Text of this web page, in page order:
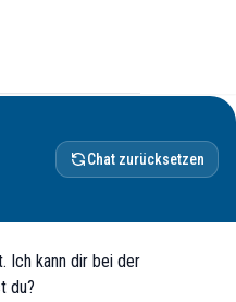
Chat zurücksetzen
Ich kann dir bei der
du?